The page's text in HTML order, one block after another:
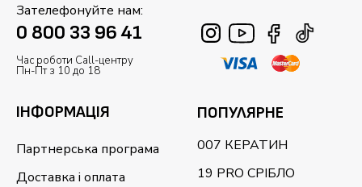
Зателефонуйте нам:
0 800 33 96 41
Час роботи Call-центру
Пн-Пт з 10 до 18
ІНФОРМАЦІЯ
Партнерська програма
Доставка і оплата
ПОПУЛЯРНЕ
007 КЕРАТИН
19 PRO СРІБЛО